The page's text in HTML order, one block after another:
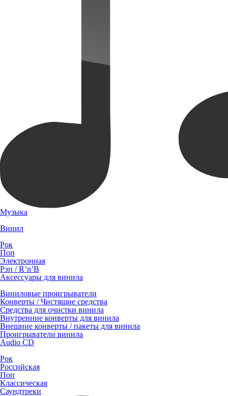
Музыка
Винил
Рок
Поп
Электронная
Рэп / R’n’B
Аксессуары для винила
Виниловые проигрыватели
Конверты / Чистящие средства
Средства для очистки винила
Внутренние конверты для винила
Внешние конверты / пакеты для винила
Проигрыватели винила
Audio CD
Рок
Российская
Поп
Классическая
Саундтреки